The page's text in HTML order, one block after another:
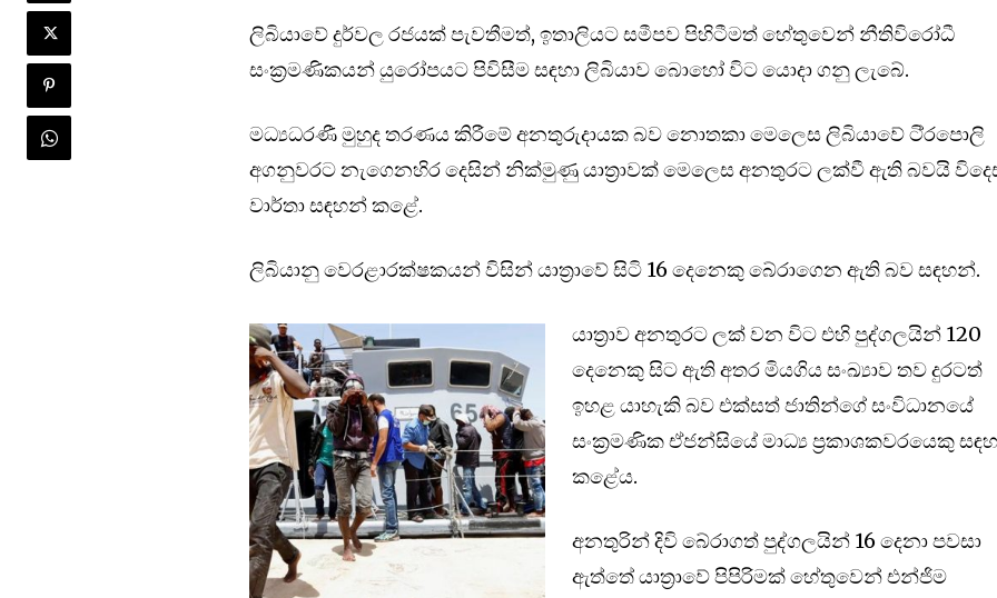
ලිබියාවේ දුර්වල රජයක් පැවතීමත්, ඉතාලියට සමීපව පිහිටීමත් හේතුවෙන් නීතිවිරෝධී
සංක්‍රමණිකයන් යුරෝපයට පිවිසීම සඳහා ලිබියාව බොහෝ විට යොදා ගනු ලැ‌බේ.
මධ්‍යධරණී මුහුද තරණය කිරීමේ අනතුරුදායක බව නොතකා මෙලෙස ලිබියාවේ ටි‍්‍රපොලි
අගනුවරට නැගෙනහිර දෙසින් නික්මුණු යාත්‍රාවක් මෙලෙස අනතුරට ලක්වී ඇති බවයි
වාර්තා සඳහන් කළේ.
ලිබියානු වෙරළාරක්ෂකයන් විසින් යාත්‍රාවේ සිටි 16 දෙනෙකු බේරාගෙන ඇති බව සඳහන්.
යාත්‍රාව අනතුරට ලක් වන විට එහි පුද්ගලයින් 120
ද‌ෙන‌ෙකු සිට ඇති අතර මියගිය සංඛ්‍යාව තව දුරටත්
ඉහළ යාහැකි බව එක්සත් ජාතින්ග‌ේ සංවිධානය‌ේ
සංක්‍රමණික ඒජන්සිය‌ේ මාධ්‍ය ප්‍රකාශකවරයෙකු
කළ‌ේය.
අනතුරින් දිවි ‌‌බේරාගත් පුද්ගලයින් 16 ද‌ෙ‌නා පවසා
ඇත්ත‌ේ යාත්‍රාවේ පිපිරිමක් ‌හේතුව‌ෙන් එන්ජිම